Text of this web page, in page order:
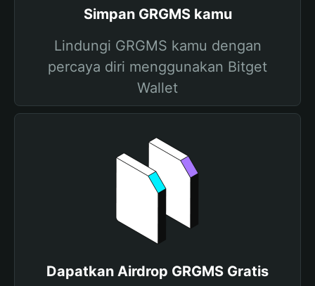
Simpan GRGMS kamu
Lindungi GRGMS kamu dengan
percaya diri menggunakan Bitget
Wallet
Dapatkan Airdrop GRGMS Gratis